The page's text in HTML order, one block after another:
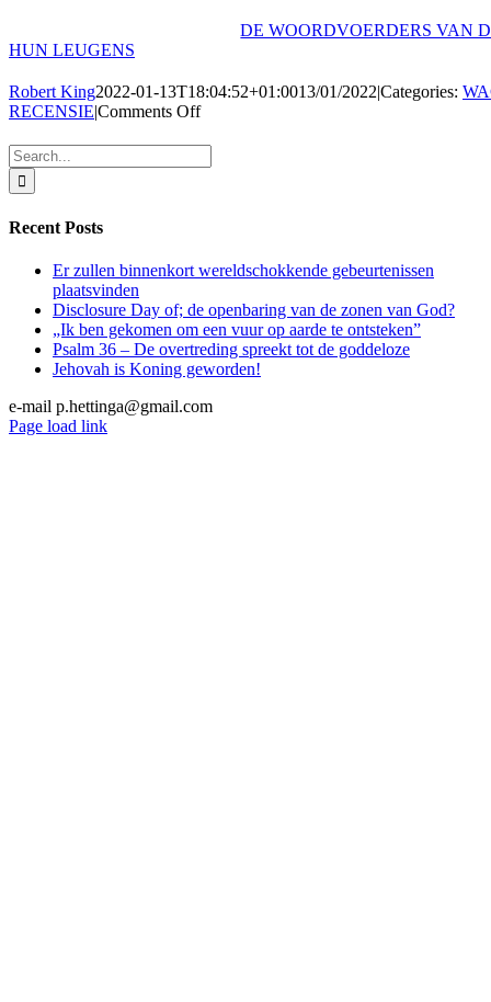
DE WOORDVOERDERS VAN
HUN LEUGENS
Robert King2022-01-13T18:04:52+01:0013/01/2022|Categories:
RECENSIE|Comments Offon
IS
DE
Search
for:
Recent Posts
Er zullen binnenkort wereldschokkende gebeurtenissen
plaatsvinden
Disclosure Day of; de openbaring van de zonen van God?
„Ik ben gekomen om een vuur op aarde te ontsteken”
Psalm 36 – De overtreding spreekt tot de goddeloze
Jehovah is Koning geworden!
e-mail p.hettinga@gmail.com
X
YouTube
Blogger
Facebook
Instagram
SoundCloud
Email
Page load link